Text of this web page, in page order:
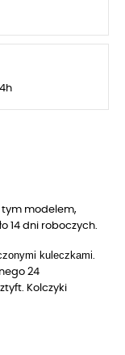
modelem,
14 dni roboczych.
kuleczkami.
24
Kolczyki